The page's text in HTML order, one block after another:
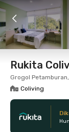
9
Foto
Rukita
Grogol
Coliving